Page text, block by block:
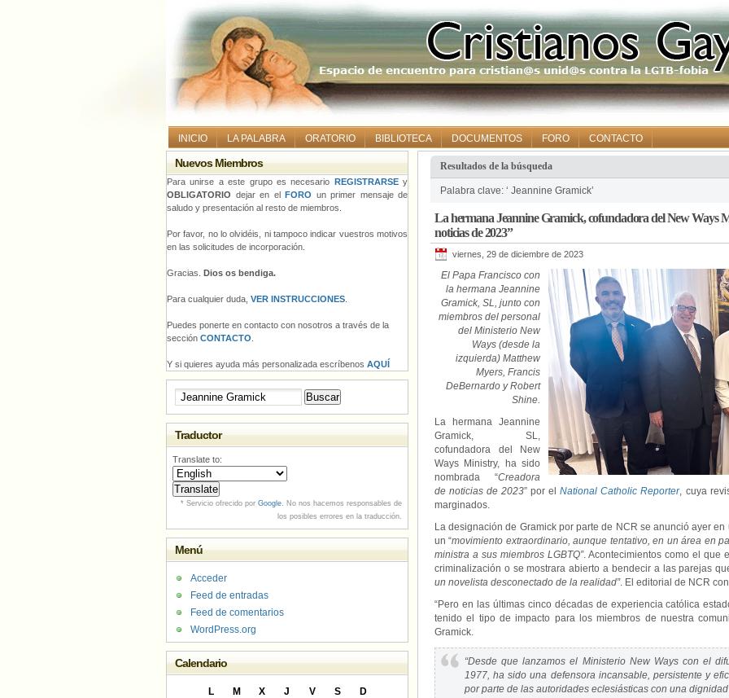
INICIO LA PALABRA ORATORIO BIBLIOTECA DOCUMENTOS FORO CONTACTO
Resultados de la búsqueda
Palabra clave: ‘ Jeannine Gramick’
La hermana Jeannine Gramick, cofundadora del New Ways
noticias de 2023”
viernes, 29 de diciembre de 2023
El Papa Francisco con
la hermana Jeannine
Gramick, SL, junto con
miembros del personal
del Ministerio New
Ways (desde la
izquierda) Matthew
Myers, Francis
DeBernardo y Robert
Shine.
La hermana Jeannine
Gramick, SL,
cofundadora del New
Ways Ministry, ha sido
nombrada “Creadora
de noticias de 2023” por elNational Catholic Reporter, cuya
marginados.
La designación de Gramick por parte de NCR se anunció ayer
un “movimiento extraordinario, aunque tentativo, en un área en
ministra a sus miembros LGBTQ”. Acontecimientos como el que
criminalización o se mostrara abierto a bendecir a las parejas
un novelista desconectado de la realidad”. El editorial de NCR
“Pero en las últimas cinco décadas de experiencia católica
tenido el tipo de impacto para los miembros de nuestra
Gramick.
“Desde que lanzamos el Ministerio New Ways con el
1977, ha sido una defensora incansable, persistente y
por parte de las autoridades eclesiásticas con una
Nuevos Miembros
Para unirse a este grupo es necesario REGISTRARSEy
OBLIGATORIO dejar en el FORO un primer mensaje de
saludo y presentación al resto de miembros.
Por favor, no lo olvidéis, ni tampoco indicar vuestros motivos
en las solicitudes de incorporación.
Gracias. Dios os bendiga.
Para cualquier duda, VER INSTRUCCIONES
Puedes ponerte en contacto con nosotros a través de la
sección CONTACTO
Y si quieres ayuda más personalizada escríbenos AQUÍ
Buscar:
Traductor
Translate to:
* Servicio ofrecido por Google. No nos hacemos responsables de
los posibles errores en la traducción.
Menú
Acceder
Feed de entradas
Feed de comentarios
WordPress.org
Calendario
L M X J V S
D